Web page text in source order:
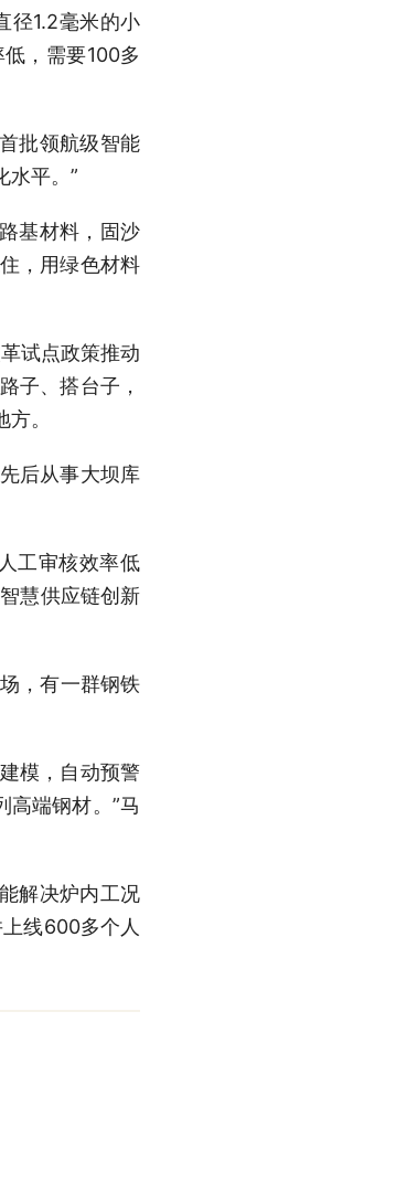
1.2毫米的小
，需要100多
批领航级智能
水平。”
基材料，固沙
，用绿色材料
试点政策推动
子、搭台子，
。
后从事大坝库
工审核效率低
慧供应链创新
，有一群钢铁
模，自动预警
高端钢材。”马
解决炉内工况
线600多个人